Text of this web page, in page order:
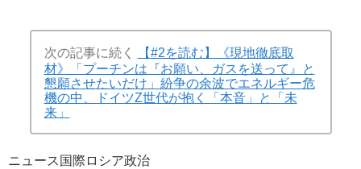
次の記事に続く
【#2を読む】《現地徹底取
材》「プーチンは『お願い、ガスを送って』と
懇願させたいだけ」紛争の余波でエネルギー危
機の中、ドイツZ世代が抱く「本音」と「未
来」
ニュース 国際 ロシア政治